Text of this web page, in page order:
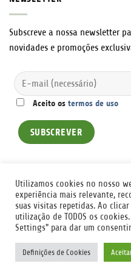
Subscreve a nossa newsletter
novidades e promoções
Aceito os termos de uso
CONTACTOS POLÍTICA DE
TERMOS E CONDIÇÕES
Desenvolvido
Utilizamos cookies no nosso
experiência mais relevante,
suas visitas repetidas. Ao
utilização de TODOS os
Settings" para dar um
Definições de Cookies